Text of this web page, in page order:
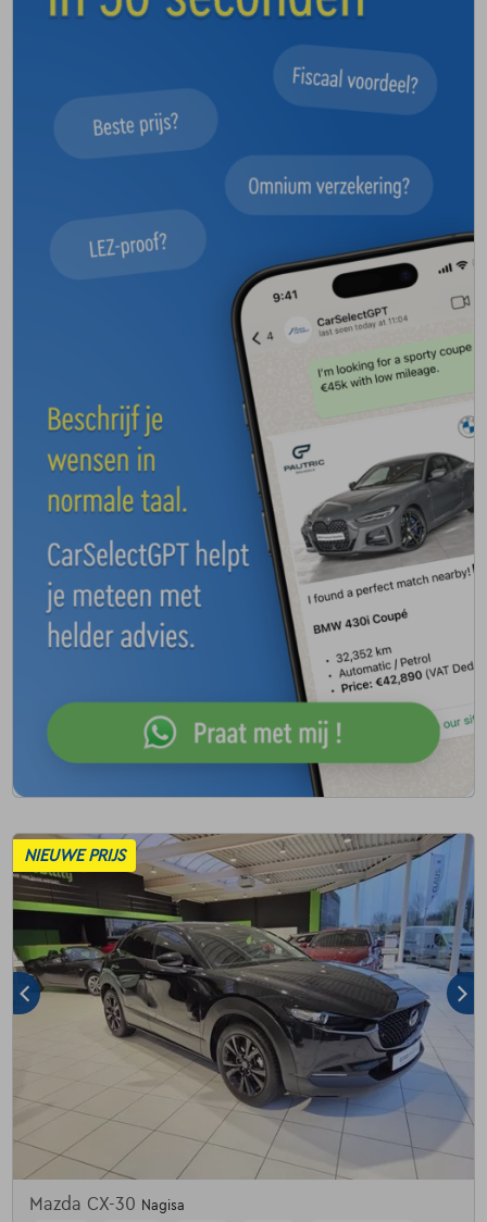
NIEUWE PRIJS
Mazda CX-30 Nagisa